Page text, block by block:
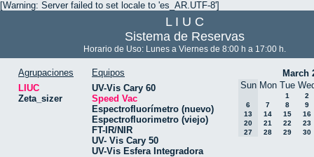
[Warning: Server failed to set locale to 'es_AR.UTF-8']
L I U C
Sistema de Reservas
Horario de Uso: Lunes a Viernes de 8:00 h a 17:00 h.
Agrupaciones
LIUC
Zeta_sizer
Equipos
UV-Vis Cary 60
Speed Vac
Espectrofluorímetro (nuevo)
Espectrofluorimetro (viejo)
FT-IR/NIR
UV- Vis Cary 50
UV-Vis Esfera Integradora
March
Sun Mon Tue
1
2
6
7 8
9
13
14 15
16
20
21 22
23
27
28 29 30